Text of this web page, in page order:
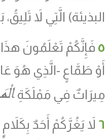
البذيئة) الَّتِي لاَ
٥ فَإِنَّكُمْ تَعْلَمُونَ
أَوْ طَمَّاعٍ -الَّذِي هُوَ
مِيرَاثٌ فِي مَمْلَكَةِ
٦ لاَ يَغُرَّكُمْ أَحَدٌ